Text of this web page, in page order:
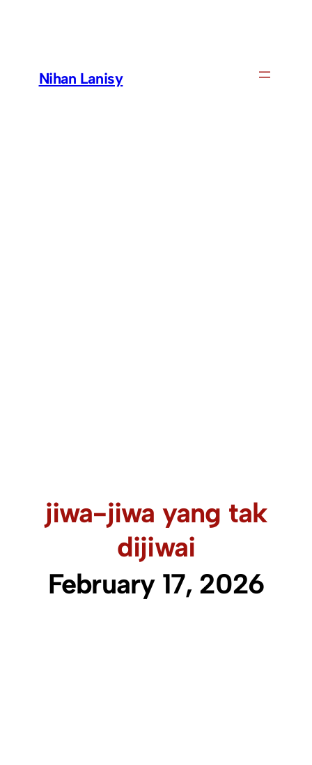
Nihan Lanisy
jiwa-jiwa yang tak
dijiwai
February 17, 2026